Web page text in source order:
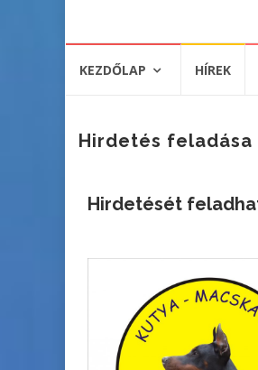
KEZDŐLAP HÍREK
Hirdetés feladása
Hirdetését